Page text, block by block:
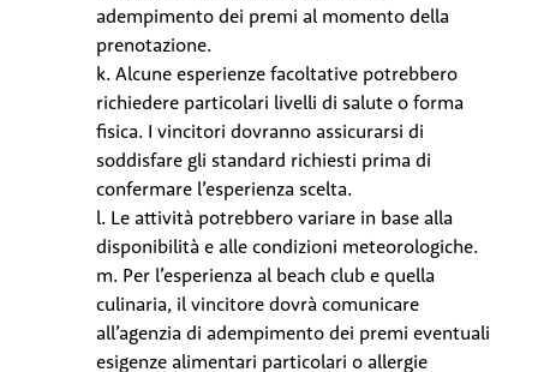
adempimento dei premi al momento della
prenotazione.
k. Alcune esperienze facoltative potrebbero
richiedere particolari livelli di salute o forma
fisica. I vincitori dovranno assicurarsi di
soddisfare gli standard richiesti prima di
confermare l’esperienza scelta.
l. Le attività potrebbero variare in base alla
disponibilità e alle condizioni meteorologiche.
m. Per l’esperienza al beach club e quella
culinaria, il vincitore dovrà comunicare
all’agenzia di adempimento dei premi eventuali
esigenze alimentari particolari o allergie